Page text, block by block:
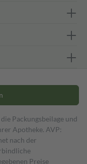
Packungsbeilage und
Apotheke. AVP:
nach der
Preise